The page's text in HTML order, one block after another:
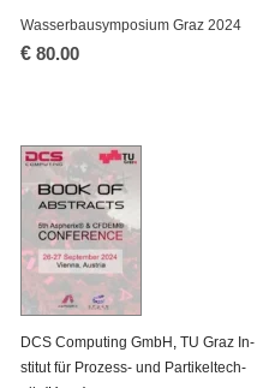
Was­ser­bau­sym­po­si­um Graz 2024
€ 80.00
DCS Com­pu­ting GmbH ,TU Graz In­
sti­tut für Pro­zess- und Par­ti­kel­tech­